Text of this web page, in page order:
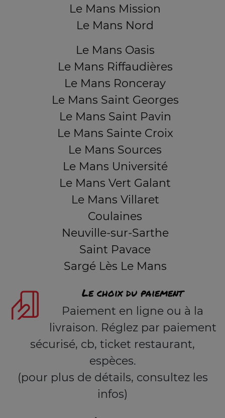
Le Mans Mission
Le Mans Nord
Le Mans Oasis
Le Mans Riffaudières
Le Mans Ronceray
Le Mans Saint Georges
Le Mans Saint Pavin
Le Mans Sainte Croix
Le Mans Sources
Le Mans Université
Le Mans Vert Galant
Le Mans Villaret
Coulaines
Neuville-sur-Sarthe
Saint Pavace
Sargé Lès Le Mans
Le choix du paiement
Paiement en ligne ou à la
livraison. Réglez par paiement
sécurisé, cb, ticket restaurant,
espèces.
(pour plus de détails, consultez les
infos)